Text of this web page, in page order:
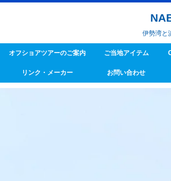
伊勢湾と
オフショアツアーのご案内 ご当地アイテム
リンク・メーカー お問い合わせ